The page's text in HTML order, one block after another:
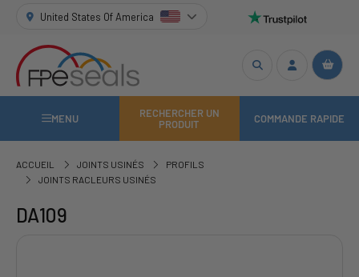
United States Of America
MENU
RECHERCHER UN
PRODUIT
COMMANDE RAPIDE
ACCUEIL JOINTS USINÉS
PROFILS
JOINTS RACLEURS USINÉS
DA109